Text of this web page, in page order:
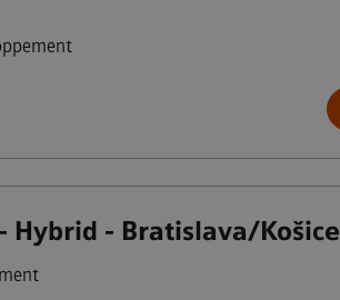
Hybrid - Bratislava/Košice